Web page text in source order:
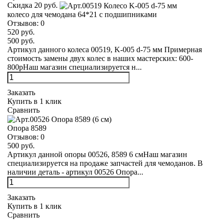
Скидка 20 руб.
колесо для чемодана 64*21 с подшипниками
Отзывов: 0
520 руб.
500 руб.
Артикул данного колеса 00519, K-005 d-75 мм Примерная
стоимость замены двух колес в наших мастерских: 600-
800рНаш магазин специализируется н...
Заказать
Купить в 1 клик
Сравнить
Опора 8589
Отзывов: 0
500 руб.
Артикул данной опоры 00526, 8589 6 смНаш магазин
специализируется на продаже запчастей для чемоданов. В
наличии деталь - артикул 00526 Опора...
Заказать
Купить в 1 клик
Сравнить